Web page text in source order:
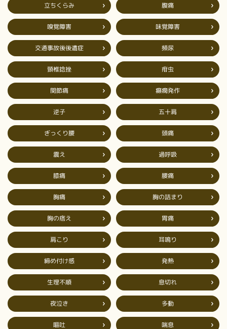
立ちくらみ 腹痛
嗅覚障害 味覚障害
交通事故後後遺症 頻尿
頸椎捻挫 疳虫
関節痛 癲癇発作
逆子 五十肩
ぎっくり腰 頭痛
震え 過呼吸
膝痛 腰痛
胸痛 胸の詰まり
胸の痞え 胃痛
肩こり 耳鳴り
締め付け感 発熱
生理不順 息切れ
夜泣き 多動
嘔吐 喘息